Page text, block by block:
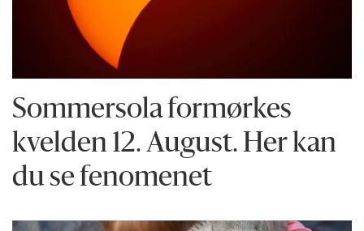
Sommersola formørkes
kvelden 12. August. Her kan
du se fenomenet